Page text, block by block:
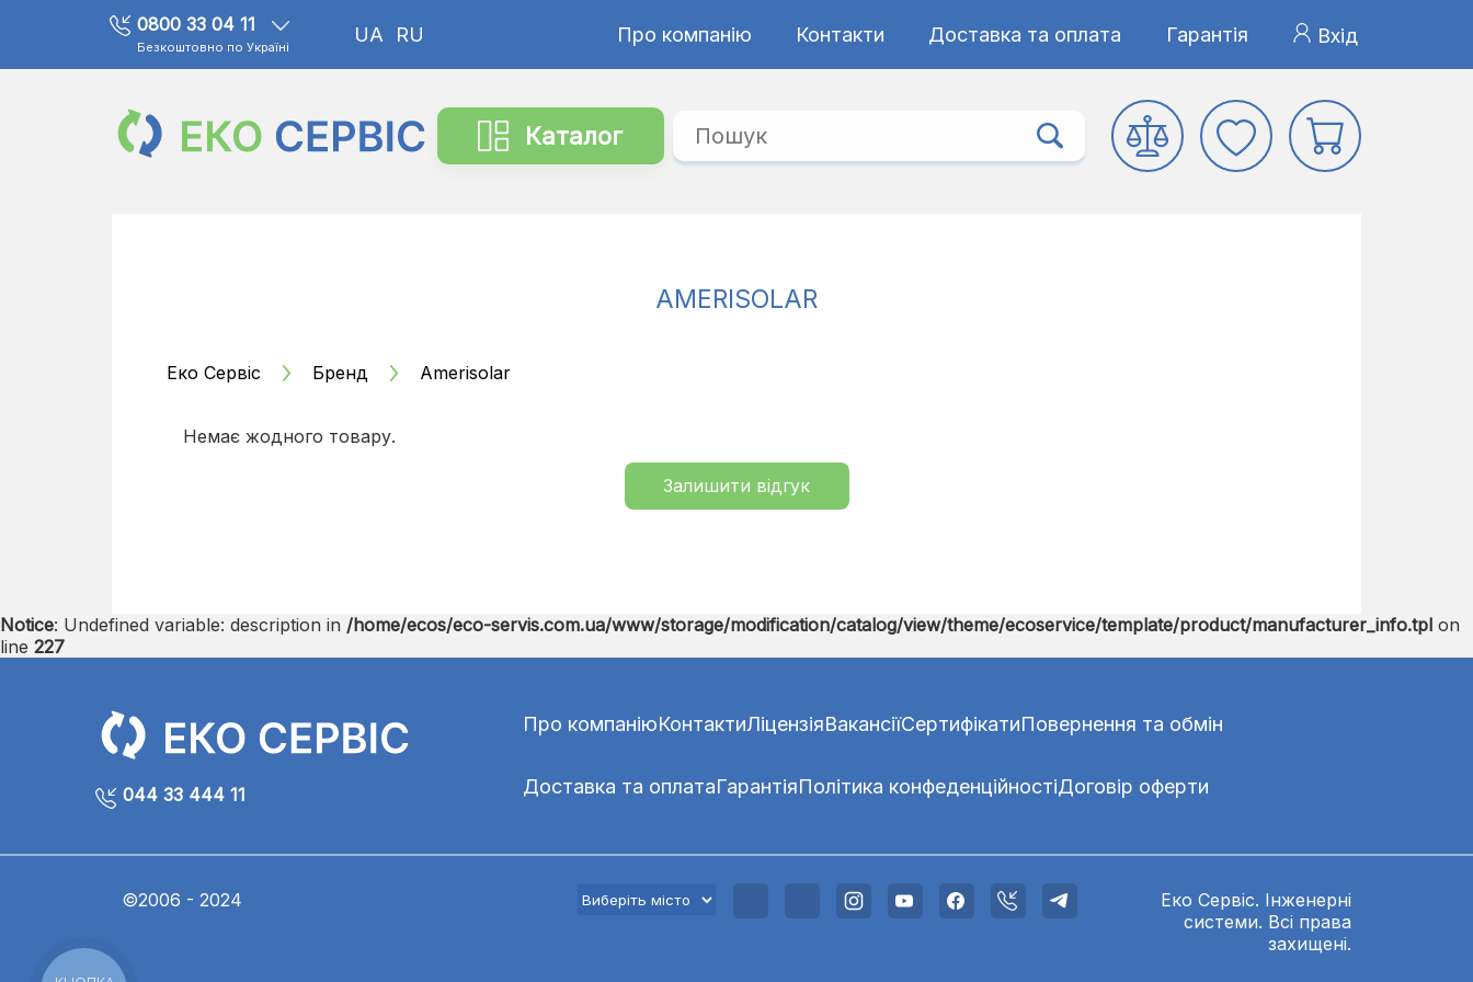
0800 33 04 11
Безкоштовно по Україні
UA RU Про компанію Контакти Доставка та оплата Гарантія Вхід
Каталог
AMERISOLAR
Еко Сервіс Бренд Amerisolar
Немає жодного товару.
Залишити відгук
Notice: Undefined variable: description in /home/ecos/eco-servis.com.ua/www/storage/modification/catalog/view/theme/ecoservice/template/product/manufacturer_info.tpl on
line 227
044 33 444 11
Про компаніюКонтактиЛіцензіяВакансіїСертифікатиПовернення та обмін
Доставка та оплатаГарантіяПолітика конфеденційностіДоговір оферти
©2006 - 2024
Еко Сервіс. Інженерні
системи. Всі права
захищені.